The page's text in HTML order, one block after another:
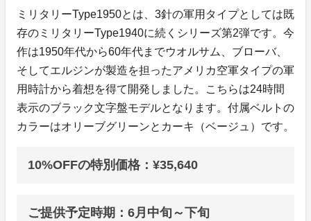
ミリタリーType1950とは、3針の軍用タイプとしては既
存のミリタリーType1940に続くシリーズ第2弾です。今
作は1950年代から60年代までウオルサム、ブローバ、
そしてエルジンが製造を担ったアメリカ空軍タイプの軍
用時計から着想を得て開発しました。こちらは24時間
表示のブラック文字盤モデルとなります。付属ベルトの
カラーはオリーブグリーンとカーキ（ベージュ）です。
10%OFFの特別価格：¥35,640
ご提供予定時期：6月中旬～下旬